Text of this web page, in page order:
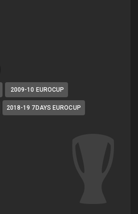
2009-10 EUROCUP
2018-19 7DAYS EUROCUP